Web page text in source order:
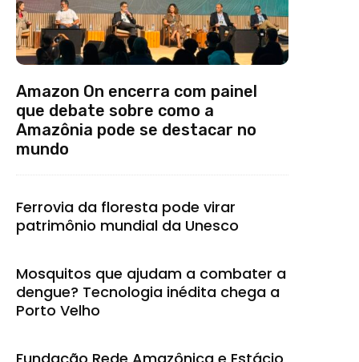
Amazon On encerra com painel
que debate sobre como a
Amazônia pode se destacar no
mundo
Ferrovia da floresta pode virar
patrimônio mundial da Unesco
Mosquitos que ajudam a combater a
dengue? Tecnologia inédita chega a
Porto Velho